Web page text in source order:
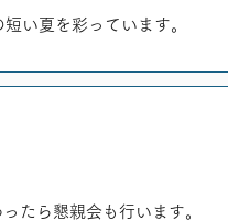
い夏を彩っています。
たら懇親会も行います。